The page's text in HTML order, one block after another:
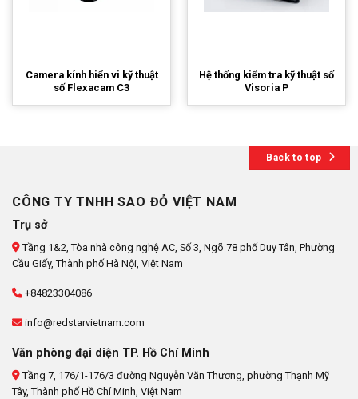
Camera kính hiển vi kỹ thuật
số Flexacam C3
Hệ thống kiểm tra kỹ thuật số
Visoria P
Back to top
CÔNG TY TNHH SAO ĐỎ VIỆT NAM
Trụ sở
Tầng 1&2, Tòa nhà công nghệ AC, Số 3, Ngõ 78 phố Duy Tân, Phường
Cầu Giấy, Thành phố Hà Nội, Việt Nam
+84823304086
info@redstarvietnam.com
Văn phòng đại diện TP. Hồ Chí Minh
Tầng 7, 176/1-176/3 đường Nguyễn Văn Thương, phường Thạnh Mỹ
Tây, Thành phố Hồ Chí Minh, Việt Nam